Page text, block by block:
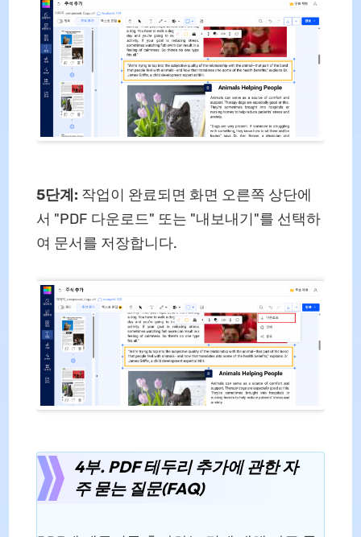
5단계: 작업이 완료되면 화면 오른쪽 상단에
서 "PDF 다운로드" 또는 "내보내기"를 선택하
여 문서를 저장합니다.
4부. PDF 테두리 추가에 관한 자
주 묻는 질문(FAQ)